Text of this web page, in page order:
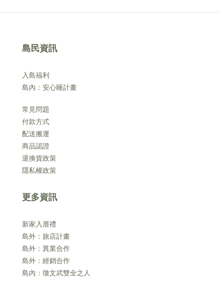
島民資訊
入島福利
島內：安心睡計畫
常見問題
付款方式
配送搬運
商品認證
退換貨政策
隱私權政策
更多資訊
新家入厝禮
島外：旅店計畫
島外：異業合作
島外：經銷合作
島內：徵文武雙全之人